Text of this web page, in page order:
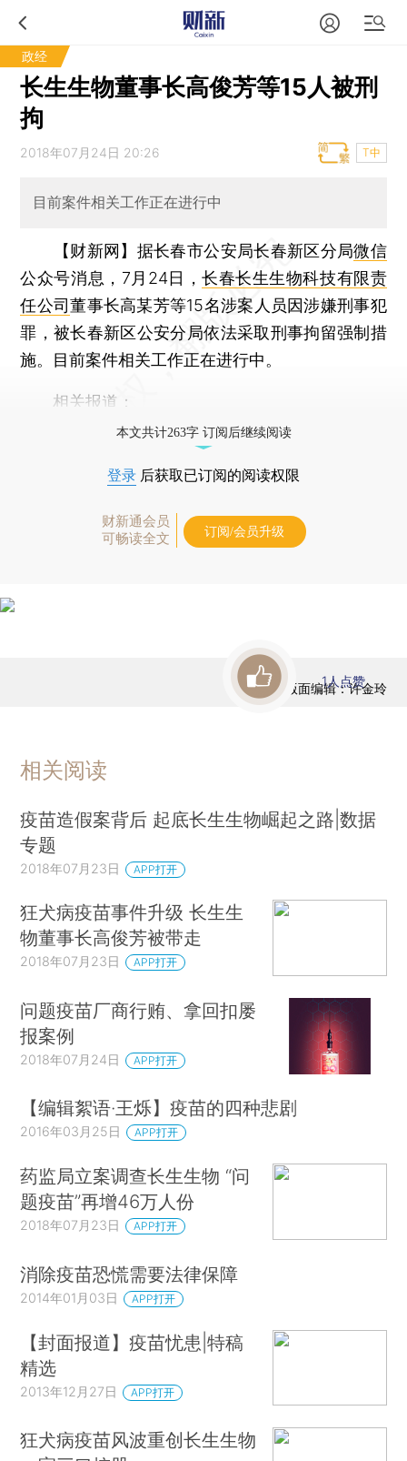
政经
长生生物董事长高俊芳等15人被刑
拘
2018年07月24日 20:26 T中
目前案件相关工作正在进行中
【财新网】 据长春市公安局长春新区分局微信
公众号消息，7月24日，长春长生生物科技有限责
任公司董事长高某芳等15名涉案人员因涉嫌刑事犯
罪，被长春新区公安分局依法采取刑事拘留强制措
施。目前案件相关工作正在进行中。
相关报道：
本文共计263字 订阅后继续阅读
登录 后获取已订阅的阅读权限
财新通会员
可畅读全文
订阅/会员升级
版面编辑：许金玲
1人点赞
相关阅读
疫苗造假案背后 起底长生生物崛起之路|数据
专题
2018年07月23日 APP打开
狂犬病疫苗事件升级 长生生
物董事长高俊芳被带走
2018年07月23日 APP打开
问题疫苗厂商行贿、拿回扣屡
报案例
2018年07月24日 APP打开
【编辑絮语·王烁】疫苗的四种悲剧
2016年03月25日 APP打开
药监局立案调查长生生物 “问
题疫苗”再增46万人份
2018年07月23日 APP打开
消除疫苗恐慌需要法律保障
2014年01月03日 APP打开
【封面报道】疫苗忧患|特稿
精选
2013年12月27日 APP打开
狂犬病疫苗风波重创长生生物